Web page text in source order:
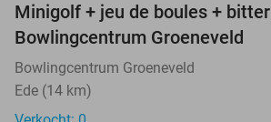
NEW
TODAY
Minigolf + jeu de boules +
Bowlingcentrum Groeneveld
Bowlingcentrum Groeneveld
Ede (14 km)